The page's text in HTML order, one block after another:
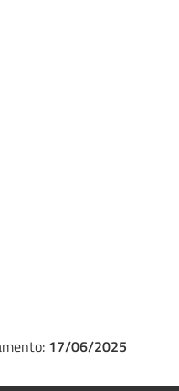
17/06/2025